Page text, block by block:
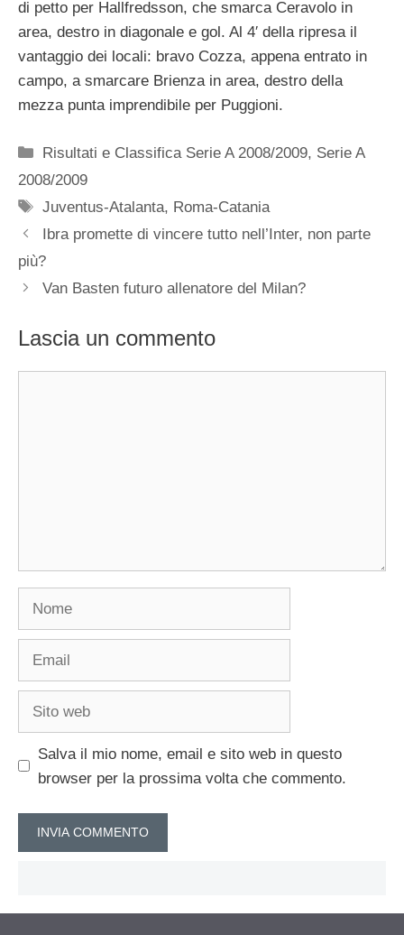
di petto per Hallfredsson, che smarca Ceravolo in
area, destro in diagonale e gol. Al 4′ della ripresa il
vantaggio dei locali: bravo Cozza, appena entrato in
campo, a smarcare Brienza in area, destro della
mezza punta imprendibile per Puggioni.
Categorie
Risultati e Classifica Serie A 2008/2009, Serie A
2008/2009
Tag
Juventus-Atalanta, Roma-Catania
Ibra promette di vincere tutto nell’Inter, non parte
più?
Van Basten futuro allenatore del Milan?
Lascia un commento
Salva il mio nome, email e sito web in questo
browser per la prossima volta che commento.